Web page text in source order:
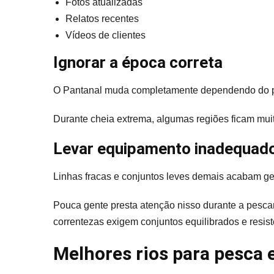
Relatos recentes
Vídeos de clientes
Ignorar a época correta
O Pantanal muda completamente dependendo do
Durante cheia extrema, algumas regiões ficam
Levar equipamento
Linhas fracas e conjuntos leves demais acabam
Pouca gente presta atenção nisso durante a
correntezas exigem conjuntos equilibrados e
Melhores rios para pesca